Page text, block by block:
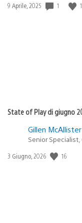
Data
9 Aprile, 2025 1
State of Play di giugno
Gillen McAllister
Senior
Data
3 Giugno, 2026 16